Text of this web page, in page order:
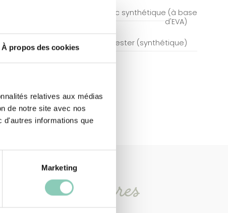
À propos des cookies
relatives aux médias
de notre site avec nos
d'autres informations que
Marketing
Caoutchouc synthétique (à base
d'EVA)
Polyester (synthétique)
similaires